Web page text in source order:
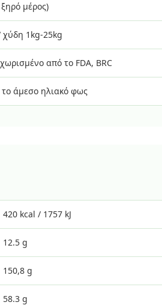
μέρος)
1kg-25kg
από το FDA, BRC
άμεσο ηλιακό φως
420 kcal / 1757 kJ
12.5 g
150,8 g
58.3 g